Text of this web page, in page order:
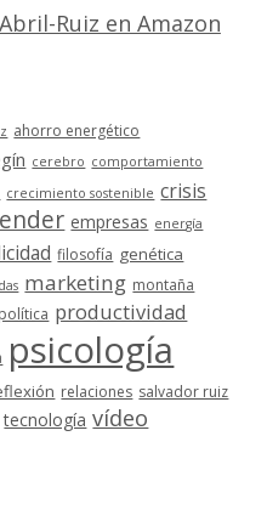
Ruiz en Amazon
ahorro energético
cerebro comportamiento
crecimiento sostenible crisis
empresas energía
filosofía genética
marketing montaña
política productividad
psicología
relaciones salvador ruiz
tecnología vídeo